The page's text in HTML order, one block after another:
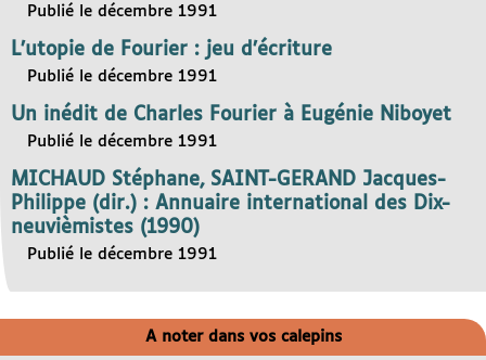
Publié le décembre 1991
L’utopie de Fourier : jeu d’écriture
Publié le décembre 1991
Un inédit de Charles Fourier à Eugénie Niboyet
Publié le décembre 1991
MICHAUD Stéphane, SAINT-GERAND Jacques-
Philippe (dir.) : Annuaire international des Dix-
neuvièmistes (1990)
Publié le décembre 1991
A noter dans vos calepins